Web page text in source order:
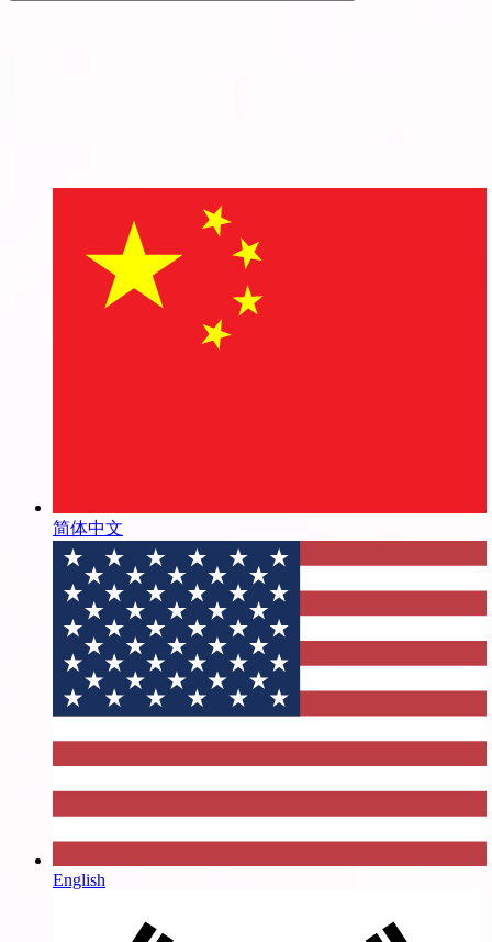
简体中文
English